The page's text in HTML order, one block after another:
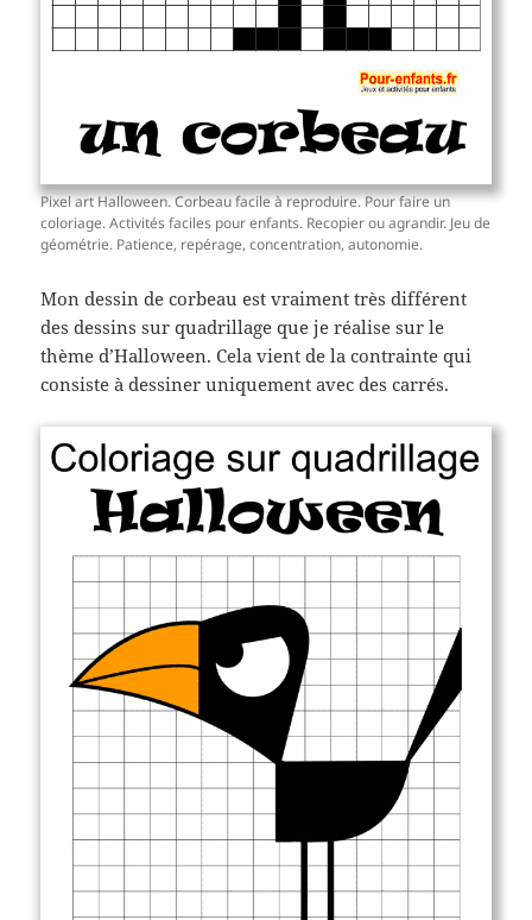
Pixel art Halloween. Corbeau facile à reproduire. Pour faire un
coloriage. Activités faciles pour enfants. Recopier ou agrandir. Jeu de
géométrie. Patience, repérage, concentration, autonomie.
Mon dessin de corbeau est vraiment très différent
des dessins sur quadrillage que je réalise sur le
thème d’Halloween. Cela vient de la contrainte qui
consiste à dessiner uniquement avec des carrés.